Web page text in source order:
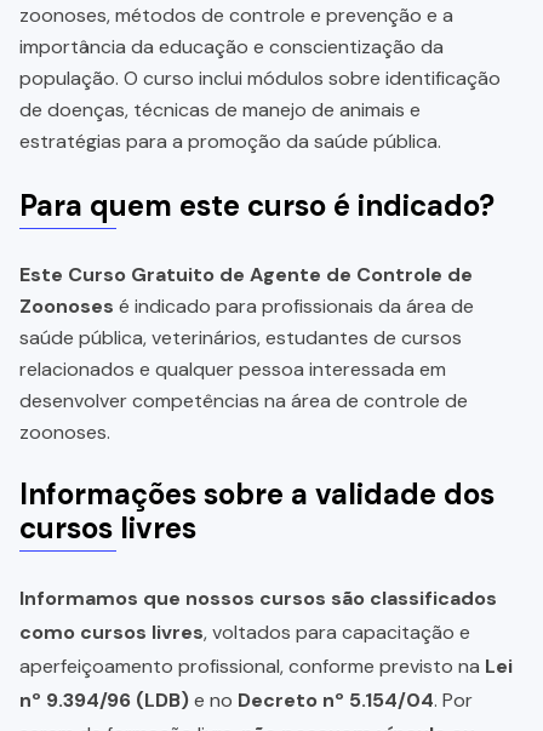
zoonoses, métodos de controle e prevenção e a
importância da educação e conscientização da
população. O curso inclui módulos sobre identificação
de doenças, técnicas de manejo de animais e
estratégias para a promoção da saúde pública.
Para quem este curso é indicado?
Este Curso Gratuito de Agente de Controle de
Zoonoses é indicado para profissionais da área de
saúde pública, veterinários, estudantes de cursos
relacionados e qualquer pessoa interessada em
desenvolver competências na área de controle de
zoonoses.
Informações sobre a validade dos
cursos livres
Informamos que nossos cursos são classificados
como cursos livres, voltados para capacitação e
aperfeiçoamento profissional, conforme previsto na Lei
nº 9.394/96 (LDB)e no Decreto nº 5.154/04. Por